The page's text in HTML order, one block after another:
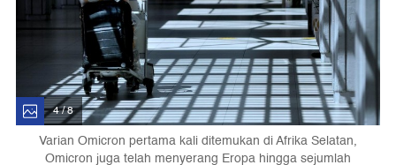
4 / 8
Varian Omicron pertama kali ditemukan di Afrika Selatan,
Omicron juga telah menyerang Eropa hingga sejumlah